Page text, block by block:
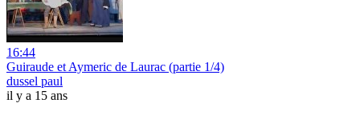
16:44
Guiraude et Aymeric de Laurac (partie 1/4)
dussel paul
il y a 15 ans